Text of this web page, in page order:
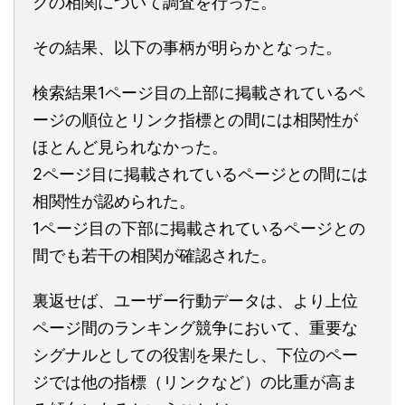
その結果、以下の事柄が明らかとなった。
検索結果1ページ目の上部に掲載されているペ
ージの順位とリンク指標との間には相関性が
ほとんど見られなかった。
2ページ目に掲載されているページとの間には
相関性が認められた。
1ページ目の下部に掲載されているページとの
間でも若干の相関が確認された。
裏返せば、ユーザー行動データは、より上位
ページ間のランキング競争において、重要な
シグナルとしての役割を果たし、下位のペー
ジでは他の指標（リンクなど）の比重が高ま